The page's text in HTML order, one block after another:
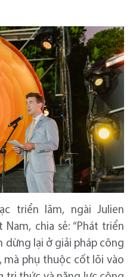
triển lãm, ngài Julien
chia sẻ: “Phát triển
dừng lại ở giải pháp công
mà phụ thuộc cốt lõi vào